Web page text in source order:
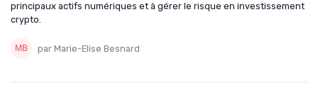
principaux actifs numériques et à gérer le risque en investissement
crypto.
par Marie-Elise Besnard